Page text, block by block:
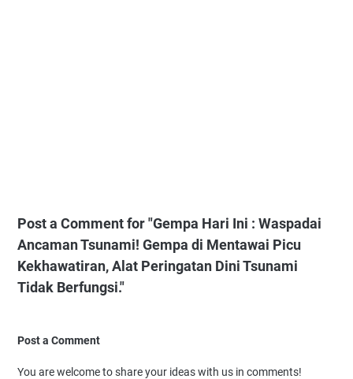
Post a Comment for "Gempa Hari Ini : Waspadai
Ancaman Tsunami! Gempa di Mentawai Picu
Kekhawatiran, Alat Peringatan Dini Tsunami
Tidak Berfungsi."
Post a Comment
You are welcome to share your ideas with us in comments!